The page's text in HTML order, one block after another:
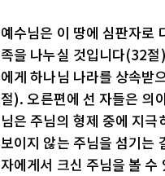
예수님은 이 땅에 심판자로
족을 나누실 것입니다(32
에게 하나님 나라를 상속
절). 오른편에 선 자들은 의
님은 주님의 형제 중에 지
보이지 않는 주님을 섬기는
자에게서 크신 주님을 볼 수